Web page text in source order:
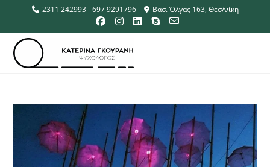
2311 242993 - 697 9291796 Βασ. Όλγας 163, Θεσ/νίκη